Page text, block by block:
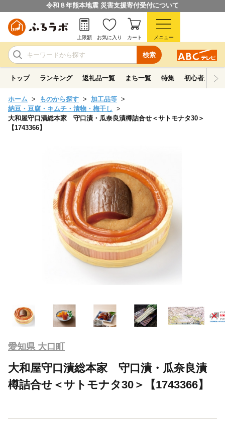
令和８年熊本地震 災害支援寄付受付について
検索
上限額 お気に入り カート メニュー
トップ ランキング 返礼品一覧 まち一覧 特集 初心者ガイド
ホーム ものから探す
加工品等
納豆・豆腐・キムチ・漬物・梅干し
大和屋守口漬総本家 守口漬・瓜奈良漬樽詰合せ＜サトモナタ30＞
【1743366】
愛知県 大口町
大和屋守口漬総本家 守口漬・瓜奈良漬
樽詰合せ＜サトモナタ30＞【1743366】